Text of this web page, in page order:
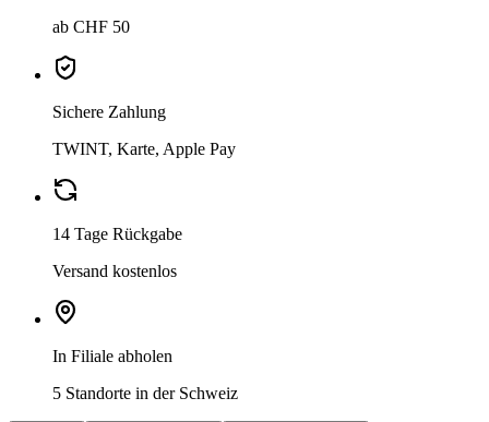
ab CHF 50
Sichere Zahlung
TWINT, Karte, Apple Pay
14 Tage Rückgabe
Versand kostenlos
In Filiale abholen
5 Standorte in der Schweiz